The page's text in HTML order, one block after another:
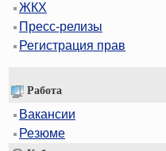
ЖКХ
Пресс-релизы
Регистрация прав
Работа
Вакансии
Резюме